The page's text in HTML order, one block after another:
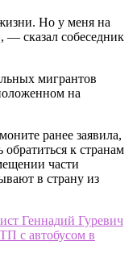
Но у меня на
— сказал собеседник
мигрантов
на
ранее заявила,
к странам
части
в страну из
Геннадий Гуревич
с автобусом в